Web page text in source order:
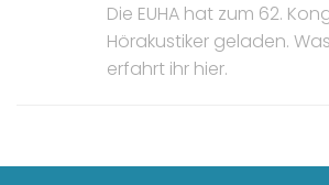
Die EUHA hat zum 62.
Hörakustiker geladen.
erfahrt ihr hier.